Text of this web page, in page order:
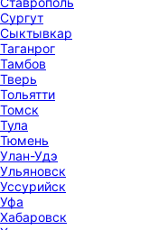
Сургут
Сыктывкар
Таганрог
Тамбов
Тверь
Тольятти
Томск
Тула
Тюмень
Улан-Удэ
Ульяновск
Уссурийск
Уфа
Хабаровск